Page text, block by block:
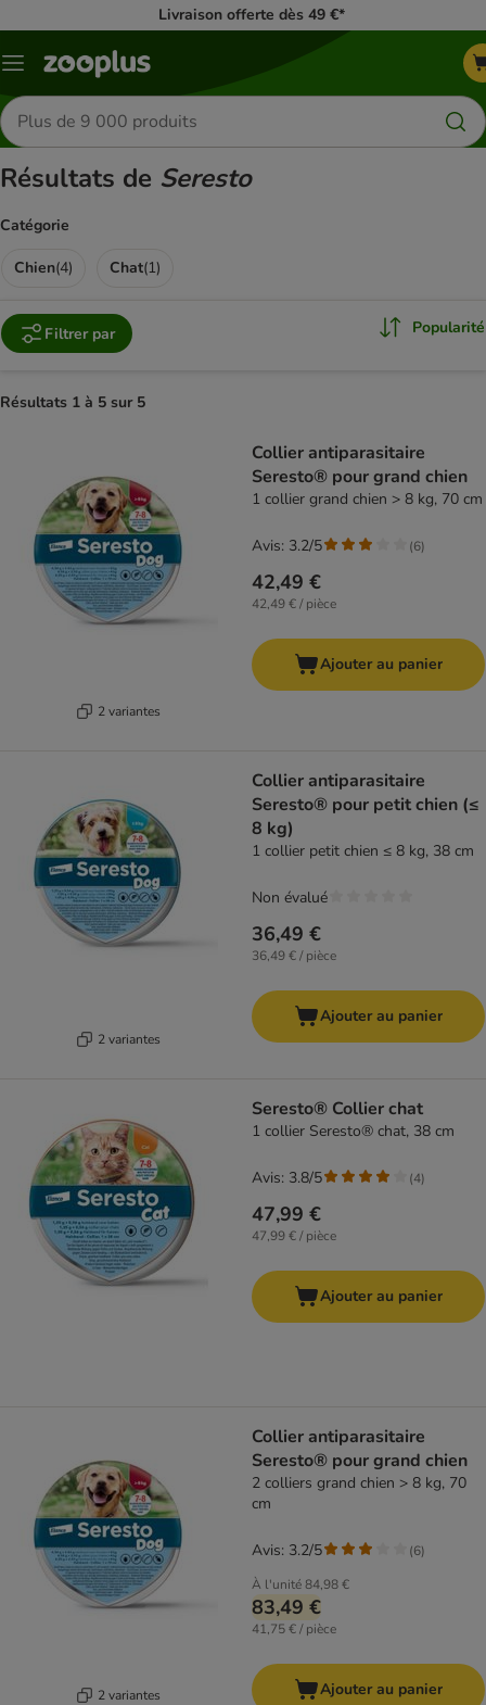
Livraison offerte dès 49 €*
Menu
Rechercher
des
produits
Résultats de Seresto
Catégorie
Chien(4) Chat(1)
Filtrer par Popularité
Résultats 1 à 5 sur 5
2 variantes
Collier antiparasitaire
Seresto® pour grand chien
1 collier grand chien > 8 kg, 70 cm
42,49 €
42,49 € / pièce
Avis: 3.2/5 (6)
Ajouter au panier
2 variantes
Collier antiparasitaire
Seresto® pour petit chien (≤
8 kg)
1 collier petit chien ≤ 8 kg, 38 cm
36,49 €
36,49 € / pièce
Non évalué
Ajouter au panier
Seresto® Collier chat
1 collier Seresto® chat, 38 cm
47,99 €
47,99 € / pièce
Avis: 3.8/5 (4)
Ajouter au panier
2 variantes
Collier antiparasitaire
Seresto® pour grand chien
2 colliers grand chien > 8 kg, 70
cm
À l'unité84,98 €
83,49 €
41,75 € / pièce
Avis: 3.2/5 (6)
Ajouter au panier